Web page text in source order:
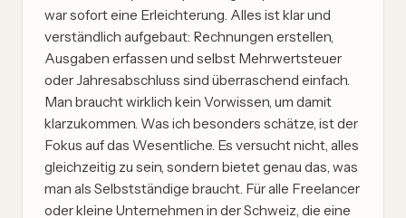
war sofort eine Erleichterung. Alles ist klar und
verständlich aufgebaut: Rechnungen erstellen,
Ausgaben erfassen und selbst Mehrwertsteuer
oder Jahresabschluss sind überraschend einfach.
Man braucht wirklich kein Vorwissen, um damit
klarzukommen. Was ich besonders schätze, ist der
Fokus auf das Wesentliche. Es versucht nicht, alles
gleichzeitig zu sein, sondern bietet genau das, was
man als Selbstständige braucht. Für alle Freelancer
oder kleine Unternehmen in der Schweiz, die eine